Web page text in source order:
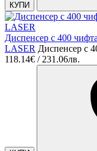
КУПИ
Диспенсер с 400
LASER Диспенсер с
118.14€ / 231.06лв.